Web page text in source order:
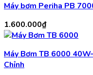
Máy bơm Periha PB
1.600.000₫
Máy Bơm TB 6000
Chỉnh